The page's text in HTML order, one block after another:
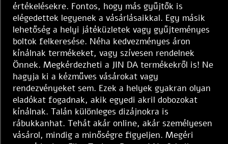
értékelésekre. Fontos, hogy más gyűjtők is
elégedettek legyenek a vásárlásaikkal. Egy másik
lehetőség a helyi játéküzletek vagy gyűjteményes
boltok felkeresése. Néha kedvezményes áron
kínálnak termékeket, vagy szívesen rendelnek
Önnek. Megkérdezheti a JIN DA termékekről is! Ne
hagyja ki a kézműves vásárokat vagy
rendezvényeket sem. Ezek a helyek gyakran olyan
eladókat fogadnak, akik egyedi akril dobozokat
kínálnak. Talán különleges dizájnokra is
rábukkanhat. Tehát akár online, akár személyesen
vásárol, mindig a minőségre figyeljen. Megéri